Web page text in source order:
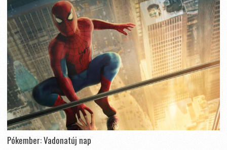
Pókember: Vadonatúj nap